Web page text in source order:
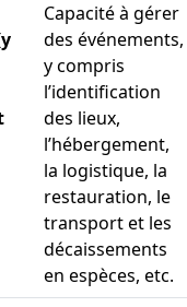
Capacité à gérer
des événements,
y compris
l’identification
des lieux,
l’hébergement,
la logistique, la
restauration, le
transport et les
décaissements
en espèces, etc.